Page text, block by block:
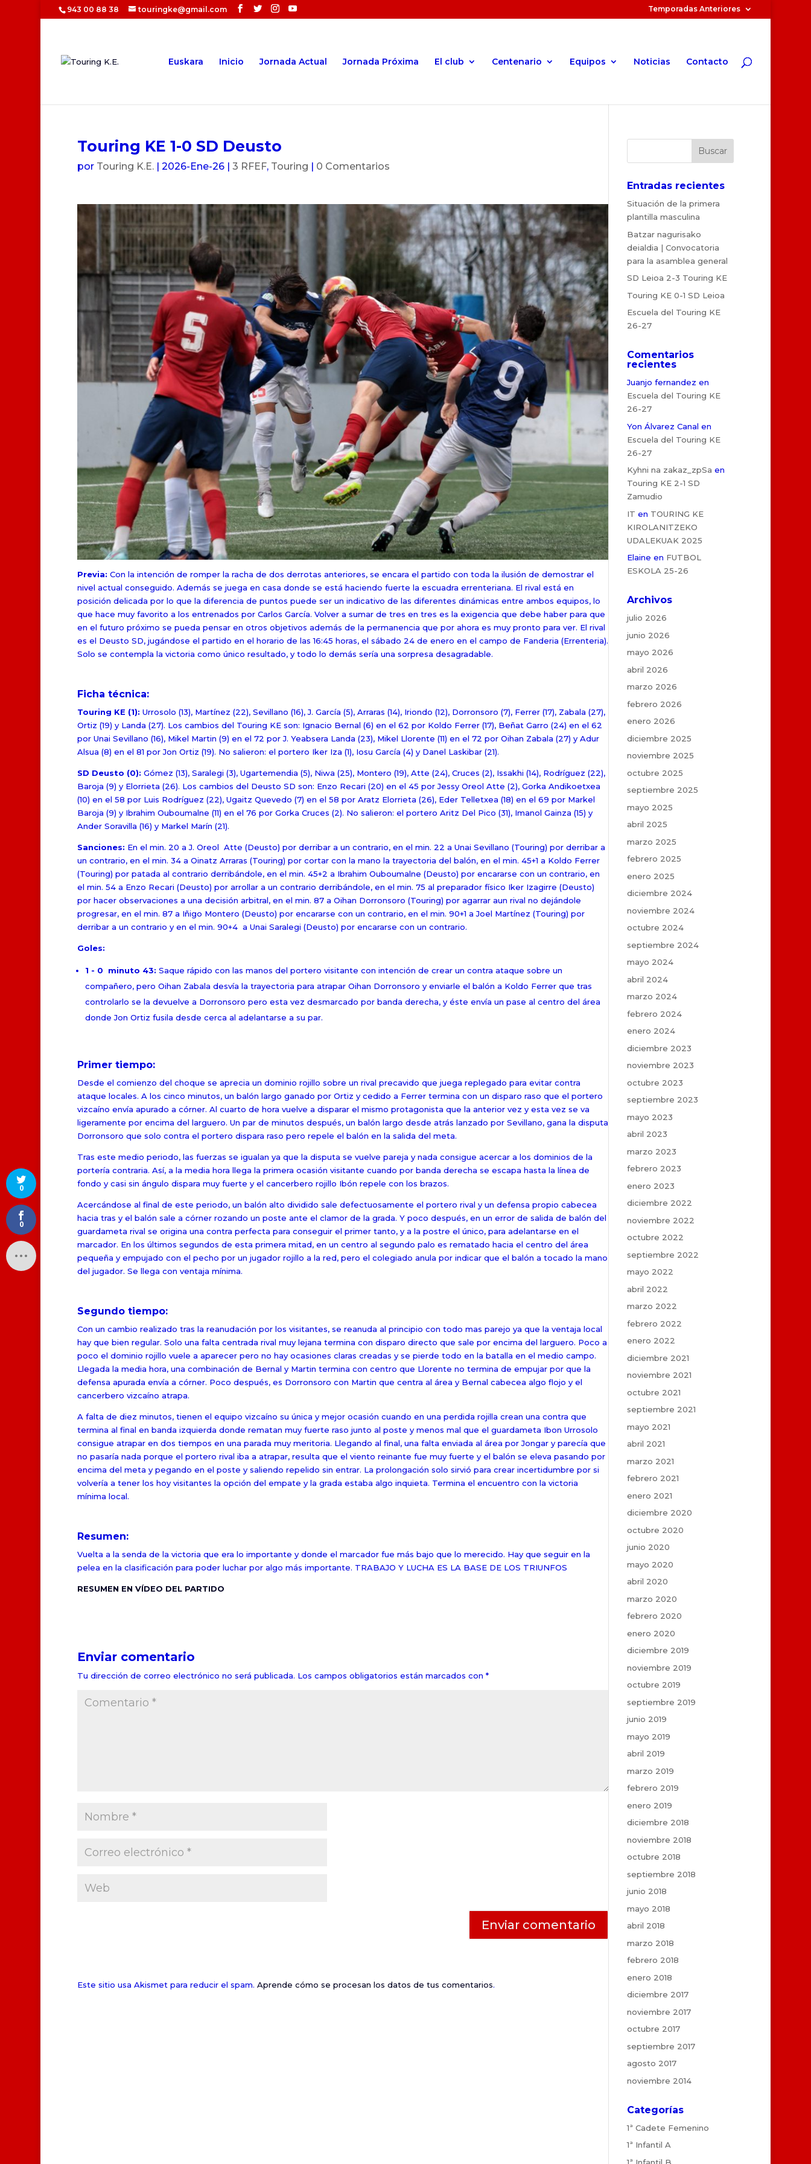
943 00 88 38 touringke@gmail.com Temporadas Anteriores
Euskara Inicio Jornada Actual Jornada Próxima El club Centenario Equipos Noticias Contacto
Touring KE 1-0 SD Deusto
por Touring K.E.| 2026-Ene-26| 3 RFEF, Touring | 0 Comentarios
Previa: Con la intención de romper la racha de dos derrotas anteriores, se encara el partido con toda la ilusión de demostrar el
nivel actual conseguido. Además se juega en casa donde se está haciendo fuerte la escuadra errenteriana. El rival está en
posición delicada por lo que la diferencia de puntos puede ser un indicativo de las diferentes dinámicas entre ambos equipos, lo
que hace muy favorito a los entrenados por Carlos García. Volver a sumar de tres en tres es la exigencia que debe haber para que
en el futuro próximo se pueda pensar en otros objetivos además de la permanencia que por ahora es muy pronto para ver. El rival
es el Deusto SD, jugándose el partido en el horario de las 16:45 horas, el sábado 24 de enero en el campo de Fanderia (Errenteria).
Solo se contempla la victoria como único resultado, y todo lo demás sería una sorpresa desagradable.
Ficha técnica:
Touring KE (1): Urrosolo (13), Martínez (22), Sevillano (16), J. García (5), Arraras (14), Iriondo (12), Dorronsoro (7), Ferrer (17), Zabala (27),
Ortiz (19) y Landa (27). Los cambios del Touring KE son: Ignacio Bernal (6) en el 62 por Koldo Ferrer (17), Beñat Garro (24) en el 62
por Unai Sevillano (16), Mikel Martin (9) en el 72 por J. Yeabsera Landa (23), Mikel Llorente (11) en el 72 por Oihan Zabala (27) y Adur
Alsua (8) en el 81 por Jon Ortiz (19). No salieron: el portero Iker Iza (1), Iosu García (4) y Danel Laskibar (21).
SD Deusto (0): Gómez (13), Saralegi (3), Ugartemendia (5), Niwa (25), Montero (19), Atte (24), Cruces (2), Issakhi (14), Rodríguez (22),
Baroja (9) y Elorrieta (26). Los cambios del Deusto SD son: Enzo Recari (20) en el 45 por Jessy Oreol Atte (2), Gorka Andikoetxea
(10) en el 58 por Luis Rodríguez (22), Ugaitz Quevedo (7) en el 58 por Aratz Elorrieta (26), Eder Telletxea (18) en el 69 por Markel
Baroja (9) y Ibrahim Ouboumalne (11) en el 76 por Gorka Cruces (2). No salieron: el portero Aritz Del Pico (31), Imanol Gainza (15) y
Ander Soravilla (16) y Markel Marín (21).
Sanciones: En el min. 20 a J. Oreol Atte (Deusto) por derribar a un contrario, en el min. 22 a Unai Sevillano (Touring) por derribar a
un contrario, en el min. 34 a Oinatz Arraras (Touring) por cortar con la mano la trayectoria del balón, en el min. 45+1 a Koldo Ferrer
(Touring) por patada al contrario derribándole, en el min. 45+2 a Ibrahim Ouboumalne (Deusto) por encararse con un contrario, en
el min. 54 a Enzo Recari (Deusto) por arrollar a un contrario derribándole, en el min. 75 al preparador físico Iker Izagirre (Deusto)
por hacer observaciones a una decisión arbitral, en el min. 87 a Oihan Dorronsoro (Touring) por agarrar aun rival no dejándole
progresar, en el min. 87 a Iñigo Montero (Deusto) por encararse con un contrario, en el min. 90+1 a Joel Martínez (Touring) por
derribar a un contrario y en el min. 90+4 a Unai Saralegi (Deusto) por encararse con un contrario.
Goles:
1 - 0 minuto 43: Saque rápido con las manos del portero visitante con intención de crear un contra ataque sobre un
compañero, pero Oihan Zabala desvía la trayectoria para atrapar Oihan Dorronsoro y enviarle el balón a Koldo Ferrer que tras
controlarlo se la devuelve a Dorronsoro pero esta vez desmarcado por banda derecha, y éste envía un pase al centro del área
donde Jon Ortiz fusila desde cerca al adelantarse a su par.
Primer tiempo:
Desde el comienzo del choque se aprecia un dominio rojillo sobre un rival precavido que juega replegado para evitar contra
ataque locales. A los cinco minutos, un balón largo ganado por Ortiz y cedido a Ferrer termina con un disparo raso que el portero
vizcaíno envía apurado a córner. Al cuarto de hora vuelve a disparar el mismo protagonista que la anterior vez y esta vez se va
ligeramente por encima del larguero. Un par de minutos después, un balón largo desde atrás lanzado por Sevillano, gana la disputa
Dorronsoro que solo contra el portero dispara raso pero repele el balón en la salida del meta.
Tras este medio periodo, las fuerzas se igualan ya que la disputa se vuelve pareja y nada consigue acercar a los dominios de la
portería contraria. Así, a la media hora llega la primera ocasión visitante cuando por banda derecha se escapa hasta la línea de
fondo y casi sin ángulo dispara muy fuerte y el cancerbero rojillo Ibón repele con los brazos.
Acercándose al final de este periodo, un balón alto dividido sale defectuosamente el portero rival y un defensa propio cabecea
hacia tras y el balón sale a córner rozando un poste ante el clamor de la grada. Y poco después, en un error de salida de balón del
guardameta rival se origina una contra perfecta para conseguir el primer tanto, y a la postre el único, para adelantarse en el
marcador. En los últimos segundos de esta primera mitad, en un centro al segundo palo es rematado hacia el centro del área
pequeña y empujado con el pecho por un jugador rojillo a la red, pero el colegiado anula por indicar que el balón a tocado la mano
del jugador. Se llega con ventaja mínima.
Segundo tiempo:
Con un cambio realizado tras la reanudación por los visitantes, se reanuda al principio con todo mas parejo ya que la ventaja local
hay que bien regular. Solo una falta centrada rival muy lejana termina con disparo directo que sale por encima del larguero. Poco a
poco el dominio rojillo vuele a aparecer pero no hay ocasiones claras creadas y se pierde todo en la batalla en el medio campo.
Llegada la media hora, una combinación de Bernal y Martin termina con centro que Llorente no termina de empujar por que la
defensa apurada envía a córner. Poco después, es Dorronsoro con Martin que centra al área y Bernal cabecea algo flojo y el
cancerbero vizcaíno atrapa.
A falta de diez minutos, tienen el equipo vizcaíno su única y mejor ocasión cuando en una perdida rojilla crean una contra que
termina al final en banda izquierda donde rematan muy fuerte raso junto al poste y menos mal que el guardameta Ibon Urrosolo
consigue atrapar en dos tiempos en una parada muy meritoria. Llegando al final, una falta enviada al área por Jongar y parecía que
no pasaría nada porque el portero rival iba a atrapar, resulta que el viento reinante fue muy fuerte y el balón se eleva pasando por
encima del meta y pegando en el poste y saliendo repelido sin entrar. La prolongación solo sirvió para crear incertidumbre por si
volvería a tener los hoy visitantes la opción del empate y la grada estaba algo inquieta. Termina el encuentro con la victoria
mínima local.
Resumen:
Vuelta a la senda de la victoria que era lo importante y donde el marcador fue más bajo que lo merecido. Hay que seguir en la
pelea en la clasificación para poder luchar por algo más importante. TRABAJO Y LUCHA ES LA BASE DE LOS TRIUNFOS
RESUMEN EN VÍDEO DEL PARTIDO
Enviar comentario
Tu dirección de correo electrónico no será publicada. Los campos obligatorios están marcados con *
Este sitio usa Akismet para reducir el spam. Aprende cómo se procesan los datos de tus comentarios.
Entradas recientes
Situación de la primera
plantilla masculina
Batzar nagurisako
deialdia | Convocatoria
para la asamblea general
SD Leioa 2-3 Touring KE
Touring KE 0-1 SD Leioa
Escuela del Touring KE
26-27
Comentarios
recientes
Juanjo fernandez en
Escuela del Touring KE
26-27
Yon Álvarez Canal en
Escuela del Touring KE
26-27
Kyhni na zakaz_zpSa en
Touring KE 2-1 SD
Zamudio
IT en TOURING KE
KIROLANITZEKO
UDALEKUAK 2025
Elaine en FUTBOL
ESKOLA 25-26
Archivos
julio 2026
junio 2026
mayo 2026
abril 2026
marzo 2026
febrero 2026
enero 2026
diciembre 2025
noviembre 2025
octubre 2025
septiembre 2025
mayo 2025
abril 2025
marzo 2025
febrero 2025
enero 2025
diciembre 2024
noviembre 2024
octubre 2024
septiembre 2024
mayo 2024
abril 2024
marzo 2024
febrero 2024
enero 2024
diciembre 2023
noviembre 2023
octubre 2023
septiembre 2023
mayo 2023
abril 2023
marzo 2023
febrero 2023
enero 2023
diciembre 2022
noviembre 2022
octubre 2022
septiembre 2022
mayo 2022
abril 2022
marzo 2022
febrero 2022
enero 2022
diciembre 2021
noviembre 2021
octubre 2021
septiembre 2021
mayo 2021
abril 2021
marzo 2021
febrero 2021
enero 2021
diciembre 2020
octubre 2020
junio 2020
mayo 2020
abril 2020
marzo 2020
febrero 2020
enero 2020
diciembre 2019
noviembre 2019
octubre 2019
septiembre 2019
junio 2019
mayo 2019
abril 2019
marzo 2019
febrero 2019
enero 2019
diciembre 2018
noviembre 2018
octubre 2018
septiembre 2018
junio 2018
mayo 2018
abril 2018
marzo 2018
febrero 2018
enero 2018
diciembre 2017
noviembre 2017
octubre 2017
septiembre 2017
agosto 2017
noviembre 2014
Categorías
1ª Cadete Femenino
1ª Infantil A
1ª Infantil B
0
0